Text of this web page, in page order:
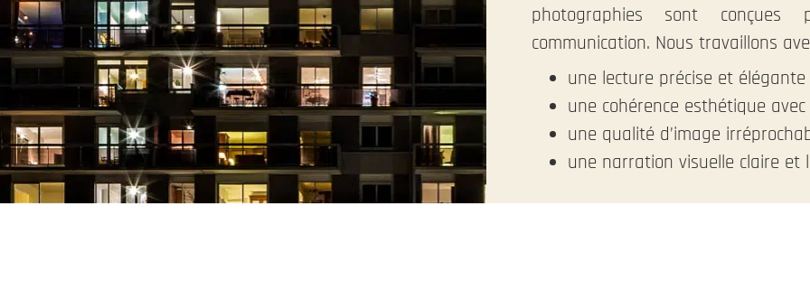
photographies sont conçues
communication. Nous travaillons
une lecture précise et
une cohérence esthétique
une qualité d’image
une narration visuelle claire et